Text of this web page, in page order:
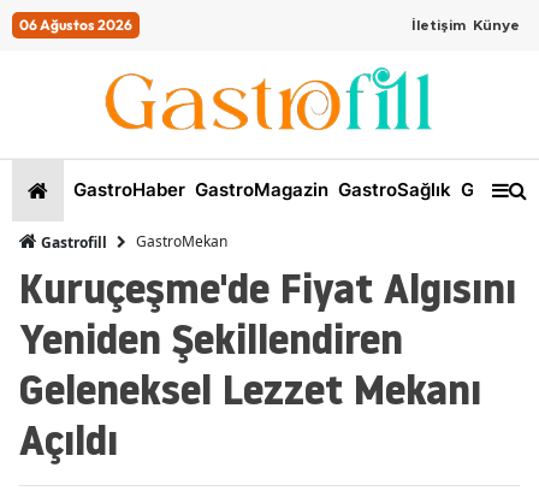
06 Ağustos 2026 İletişim Künye
GastroHaber GastroMagazin GastroSağlık
Gastrofill GastroMekan
Kuruçeşme'de Fiyat Algısını
Yeniden Şekillendiren
Geleneksel Lezzet Mekanı
Açıldı